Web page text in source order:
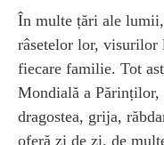
În multe țări ale lumii,
râsetelor lor, visurilor
fiecare familie. Tot
Mondială a Părinților,
dragostea, grija,
oferă zi de zi, de